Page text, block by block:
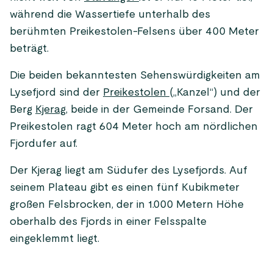
während die Wassertiefe unterhalb des
berühmten Preikestolen-Felsens über 400 Meter
beträgt.
Die beiden bekanntesten Sehenswürdigkeiten am
Lysefjord sind der Preikestolen („Kanzel“) und der
Berg Kjerag, beide in der Gemeinde Forsand. Der
Preikestolen ragt 604 Meter hoch am nördlichen
Fjordufer auf.
Der Kjerag liegt am Südufer des Lysefjords. Auf
seinem Plateau gibt es einen fünf Kubikmeter
großen Felsbrocken, der in 1.000 Metern Höhe
oberhalb des Fjords in einer Felsspalte
eingeklemmt liegt.